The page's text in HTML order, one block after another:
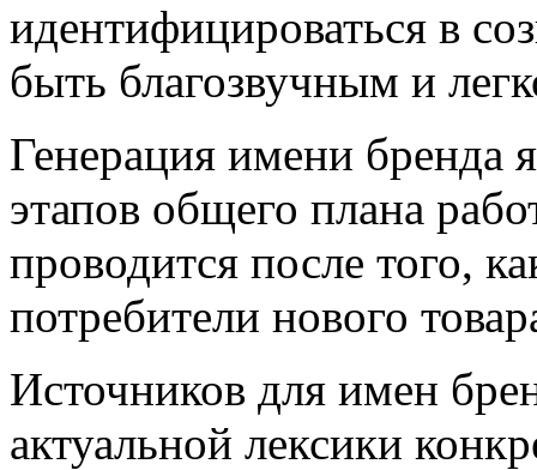
идентифицироваться в
быть благозвучным и
Генерация имени бренда
этапов общего плана
проводится после того,
потребители нового
Источников для имен
актуальной лексики